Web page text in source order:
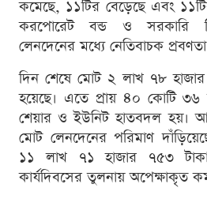
কমেছে, ১১টির বেড়েছে এবং
করপোরেট বন্ড ও সরকারি
লেনদেনের মধ্যে নেতিবাচক
দিন শেষে মোট ২ লাখ ৭৮
হয়েছে। এতে প্রায় ৪০ কোটি
শেয়ার ও ইউনিট হাতবদল হয়।
মোট লেনদেনের পরিমাণ
১১ লাখ ৭১ হাজার ৭৫৩
কার্যদিবসের তুলনায় অপেক্ষাকৃত